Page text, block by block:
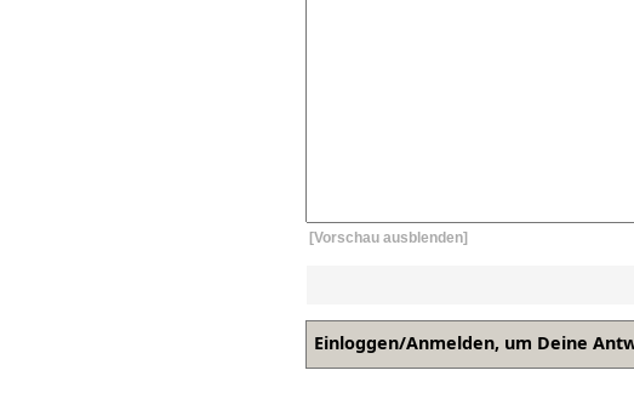
[Vorschau ausblenden]